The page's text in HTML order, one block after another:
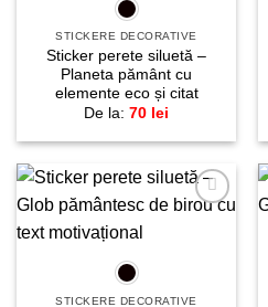
STICKERE DECORATIVE
Sticker perete siluetă –
Planeta pământ cu
elemente eco și citat
De la: 70 lei
STICKERE DECORATIVE